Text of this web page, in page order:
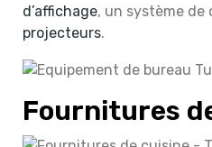
d’affichage, un système
projecteurs.
Fournitures